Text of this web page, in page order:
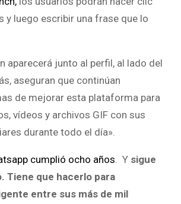
y luego escribir una frase que lo
aparecerá junto al perfil, al lado del
aseguran que continúan
de mejorar esta plataforma para
vídeos y archivos GIF con sus
durante todo el día».
cumplió ocho años . Y sigue
Tiene que hacerlo para
entre sus más de mil